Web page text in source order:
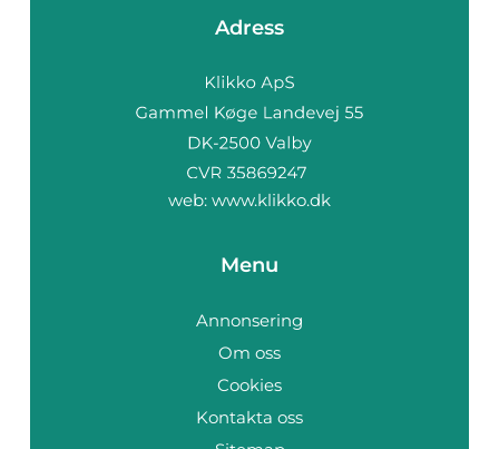
Adress
web: www.klikko.dk
Menu
Annonsering
Om oss
Cookies
Kontakta oss